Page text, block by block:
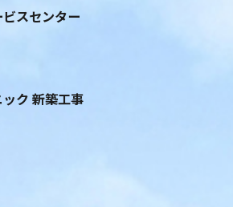
スセンター
ク 新築工事